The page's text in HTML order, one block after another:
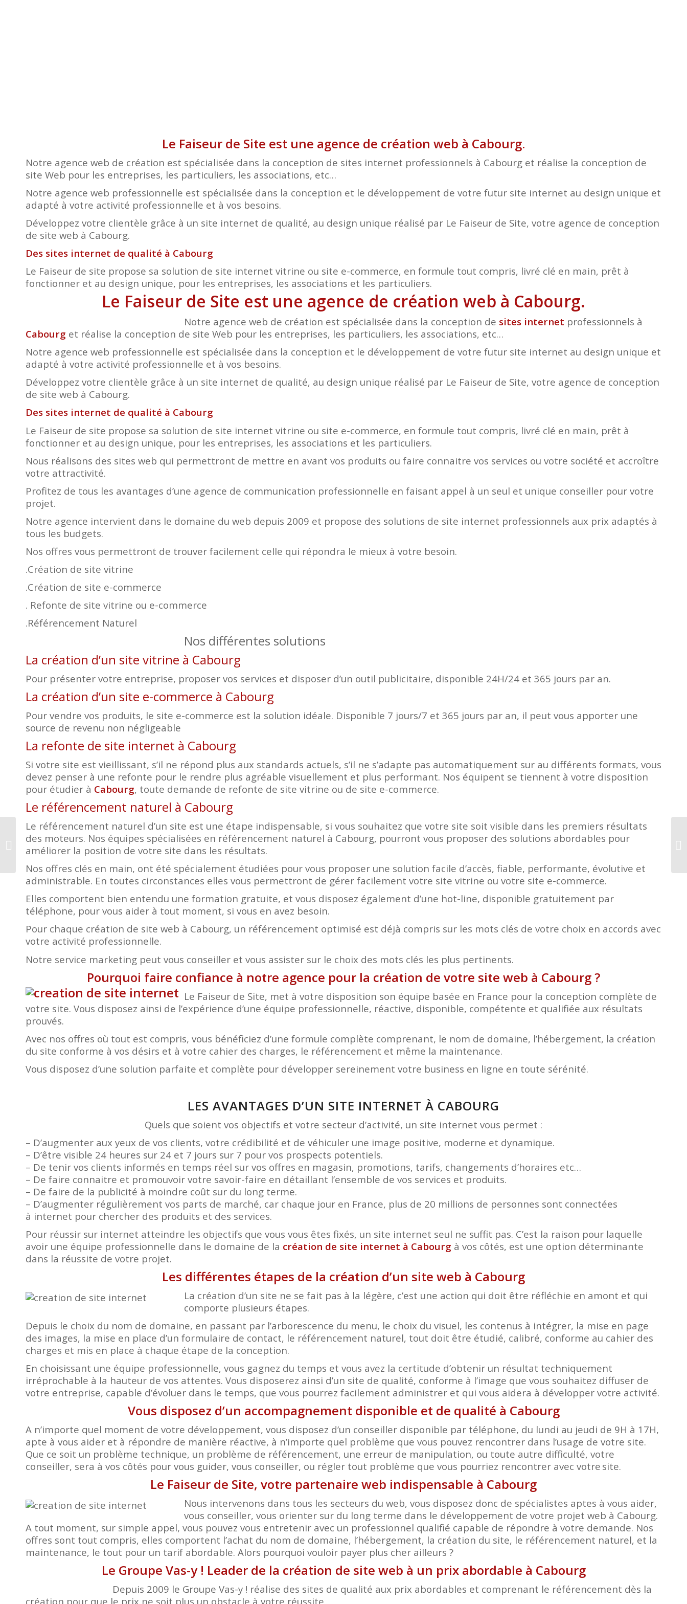
Le Faiseur de Site est une agence de création web à Cabourg.
Notre agence web de création est spécialisée dans la conception de sites internet professionnels à Cabourg et réalise la conception de
site Web pour les entreprises, les particuliers, les associations, etc…
Notre agence web professionnelle est spécialisée dans la conception et le développement de votre futur site internet au design unique et
adapté à votre activité professionnelle et à vos besoins.
Développez votre clientèle grâce à un site internet de qualité, au design unique réalisé par Le Faiseur de Site, votre agence de conception
de site web à Cabourg.
Des sites internet de qualité à Cabourg
Le Faiseur de site propose sa solution de site internet vitrine ou site e-commerce, en formule tout compris, livré clé en main, prêt à
fonctionner et au design unique, pour les entreprises, les associations et les particuliers.
Le Faiseur de Site est une agence de création web à Cabourg.
Notre agence web de création est spécialisée dans la conception de sites internet professionnels à
Cabourg et réalise la conception de site Web pour les entreprises, les particuliers, les associations, etc…
Notre agence web professionnelle est spécialisée dans la conception et le développement de votre futur site internet au design unique et
adapté à votre activité professionnelle et à vos besoins.
Développez votre clientèle grâce à un site internet de qualité, au design unique réalisé par Le Faiseur de Site, votre agence de conception
de site web à Cabourg.
Des sites internet de qualité à Cabourg
Le Faiseur de site propose sa solution de site internet vitrine ou site e-commerce, en formule tout compris, livré clé en main, prêt à
fonctionner et au design unique, pour les entreprises, les associations et les particuliers.
Nous réalisons des sites web qui permettront de mettre en avant vos produits ou faire connaitre vos services ou votre société et accroître
votre attractivité.
Profitez de tous les avantages d’une agence de communication professionnelle en faisant appel à un seul et unique conseiller pour votre
projet.
Notre agence intervient dans le domaine du web depuis 2009 et propose des solutions de site internet professionnels aux prix adaptés à
tous les budgets.
Nos offres vous permettront de trouver facilement celle qui répondra le mieux à votre besoin.
.Création de site vitrine
.Création de site e-commerce
. Refonte de site vitrine ou e-commerce
.Référencement Naturel
Nos différentes solutions
La création d’un site vitrine à Cabourg
Pour présenter votre entreprise, proposer vos services et disposer d’un outil publicitaire, disponible 24H/24 et 365 jours par an.
La création d’un site e-commerce à Cabourg
Pour vendre vos produits, le site e-commerce est la solution idéale. Disponible 7 jours/7 et 365 jours par an, il peut vous apporter une
source de revenu non négligeable
La refonte de site internet à Cabourg
Si votre site est vieillissant, s’il ne répond plus aux standards actuels, s’il ne s’adapte pas automatiquement sur au différents formats, vous
devez penser à une refonte pour le rendre plus agréable visuellement et plus performant. Nos équipent se tiennent à votre disposition
pour étudier à Cabourg, toute demande de refonte de site vitrine ou de site e-commerce.
Le référencement naturel à Cabourg
Le référencement naturel d’un site est une étape indispensable, si vous souhaitez que votre site soit visible dans les premiers résultats
des moteurs. Nos équipes spécialisées en référencement naturel à Cabourg, pourront vous proposer des solutions abordables pour
améliorer la position de votre site dans les résultats.
Nos offres clés en main, ont été spécialement étudiées pour vous proposer une solution facile d’accès, fiable, performante, évolutive et
administrable. En toutes circonstances elles vous permettront de gérer facilement votre site vitrine ou votre site e-commerce.
Elles comportent bien entendu une formation gratuite, et vous disposez également d’une hot-line, disponible gratuitement par
téléphone, pour vous aider à tout moment, si vous en avez besoin.
Pour chaque création de site web à Cabourg, un référencement optimisé est déjà compris sur les mots clés de votre choix en accords avec
votre activité professionnelle.
Notre service marketing peut vous conseiller et vous assister sur le choix des mots clés les plus pertinents.
Pourquoi faire confiance à notre agence pour la création de votre site web à Cabourg?
Le Faiseur de Site, met à votre disposition son équipe basée en France pour la conception complète de
votre site. Vous disposez ainsi de l’expérience d’une équipe professionnelle, réactive, disponible, compétente et qualifiée aux résultats
prouvés.
Avec nos offres où tout est compris, vous bénéficiez d’une formule complète comprenant, le nom de domaine, l’hébergement, la création
du site conforme à vos désirs et à votre cahier des charges, le référencement et même la maintenance.
Vous disposez d’une solution parfaite et complète pour développer sereinement votre business en ligne en toute sérénité.
LES AVANTAGES D’UN SITE INTERNET À CABOURG
Quels que soient vos objectifs et votre secteur d’activité, un site internet vous permet :
– D’augmenter aux yeux de vos clients, votre crédibilité et de véhiculer une image positive, moderne et dynamique.
– D’être visible 24 heures sur 24 et 7 jours sur 7 pour vos prospects potentiels.
– De tenir vos clients informés en temps réel sur vos offres en magasin, promotions, tarifs, changements d’horaires etc…
– De faire connaitre et promouvoir votre savoir-faire en détaillant l’ensemble de vos services et produits.
– De faire de la publicité à moindre coût sur du long terme.
– D’augmenter régulièrement vos parts de marché, car chaque jour en France, plus de 20 millions de personnes sont connectées
à internet pour chercher des produits et des services.
Pour réussir sur internet atteindre les objectifs que vous vous êtes fixés, un site internet seul ne suffit pas. C’est la raison pour laquelle
avoir une équipe professionnelle dans le domaine de la création de site internet à Cabourg à vos côtés, est une option déterminante
dans la réussite de votre projet.
Les différentes étapes de la création d’un site web à Cabourg
La création d’un site ne se fait pas à la légère, c’est une action qui doit être réfléchie en amont et qui
comporte plusieurs étapes.
Depuis le choix du nom de domaine, en passant par l’arborescence du menu, le choix du visuel, les contenus à intégrer, la mise en page
des images, la mise en place d’un formulaire de contact, le référencement naturel, tout doit être étudié, calibré, conforme au cahier des
charges et mis en place à chaque étape de la conception.
En choisissant une équipe professionnelle, vous gagnez du temps et vous avez la certitude d’obtenir un résultat techniquement
irréprochable à la hauteur de vos attentes. Vous disposerez ainsi d’un site de qualité, conforme à l’image que vous souhaitez diffuser de
votre entreprise, capable d’évoluer dans le temps, que vous pourrez facilement administrer et qui vous aidera à développer votre activité.
Vous disposez d’un accompagnement disponible et de qualité à Cabourg
A n’importe quel moment de votre développement, vous disposez d’un conseiller disponible par téléphone, du lundi au jeudi de 9H à 17H,
apte à vous aider et à répondre de manière réactive, à n’importe quel problème que vous pouvez rencontrer dans l’usage de votre site.
Que ce soit un problème technique, un problème de référencement, une erreur de manipulation, ou toute autre difficulté, votre
conseiller, sera à vos côtés pour vous guider, vous conseiller, ou régler tout problème que vous pourriez rencontrer avec votre site.
Le Faiseur de Site, votre partenaire web indispensable à Cabourg
Nous intervenons dans tous les secteurs du web, vous disposez donc de spécialistes aptes à vous aider,
vous conseiller, vous orienter sur du long terme dans le développement de votre projet web à Cabourg.
A tout moment, sur simple appel, vous pouvez vous entretenir avec un professionnel qualifié capable de répondre à votre demande. Nos
offres sont tout compris, elles comportent l’achat du nom de domaine, l’hébergement, la création du site, le référencement naturel, et la
maintenance, le tout pour un tarif abordable. Alors pourquoi vouloir payer plus cher ailleurs ?
Le Groupe Vas-y ! Leader de la création de site web à un prix abordable à Cabourg
Depuis 2009 le Groupe Vas-y ! réalise des sites de qualité aux prix abordables et comprenant le référencement dès la
création pour que le prix ne soit plus un obstacle à votre réussite.
Création site internet
Bretteville sur Odon